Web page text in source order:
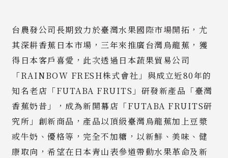
台農發公司長期致力於臺灣水果國際市場開拓，尤
其深耕香蕉日本市場，三年來推廣台灣烏龍蕉，獲
得日本客戶喜愛，此次透過日本蔬果貿易公司
「RAINBOW FRESH株式會社」與成立近80年的
知名老店「FUTABA FRUITS」研發新產品「臺灣
香蕉奶昔」，成為新開幕店「FUTABA FRUITS研
究所」創新商品，產品以頂級臺灣烏龍蕉加上豆漿
或牛奶、優格等，完全不加糖，以新鮮、美味、健
康取向，希望在日本青山表參道帶動水果革命及新